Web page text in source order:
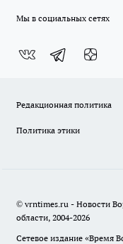
Мы в социальных сетях
Редакционная политика
Политика этики
© vrntimes.ru - Новости
области, 2004-2026
Сетевое издание «Время